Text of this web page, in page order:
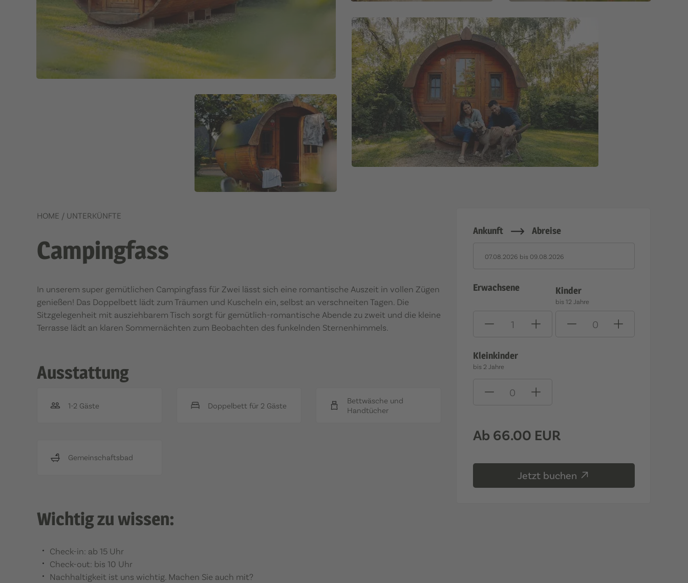
HOME / UNTERKÜNFTE
Campingfass
In unserem super gemütlichen Campingfass für Zwei lässt sich eine romantische Auszeit in vollen Zügen
genießen! Das Doppelbett lädt zum Träumen und Kuscheln ein, selbst an verschneiten Tagen. Die
Sitzgelegenheit mit ausziehbarem Tisch sorgt für gemütlich-romantische Abende zu zweit und die kleine
Terrasse lädt an klaren Sommernächten zum Beobachten des funkelnden Sternenhimmels.
Ausstattung
1-2 Gäste Doppelbett für 2 Gäste
Bettwäsche und
Handtücher
Gemeinschaftsbad
Wichtig zu wissen:
Check-in: ab 15 Uhr
Check-out: bis 10 Uhr
Nachhaltigkeit ist uns wichtig. Machen Sie auch mit?
Ankunft Abreise
07.08.2026 bis 09.08.2026
Erwachsene Kinder
bis 12 Jahre
Kleinkinder
bis 2 Jahre
Ab 66.00 EUR
Jetzt buchen